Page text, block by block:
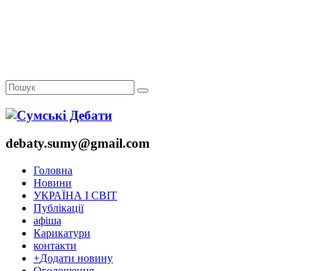
debaty.sumy@gmail.com
Головна
Новини
УКРАЇНА І СВІТ
Публікації
афіша
Карикатури
контакти
+Додати новину